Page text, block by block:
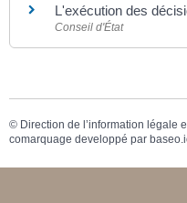
L'exécution des
Conseil d'État
© Direction de l’information légale
comarquage developpé par